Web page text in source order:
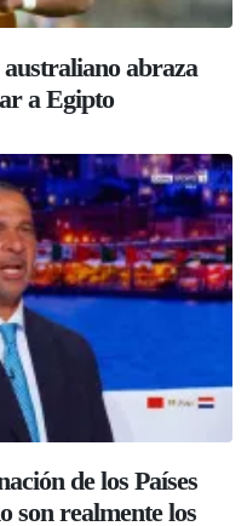
abraza
a Egipto
de los Países
son realmente los